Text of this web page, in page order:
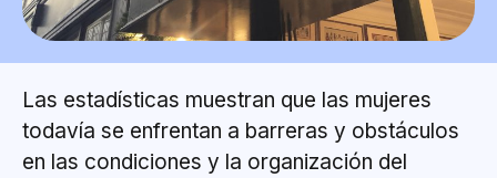
Las estadísticas muestran que las mujeres
todavía se enfrentan a barreras y obstáculos
en las condiciones y la organización del